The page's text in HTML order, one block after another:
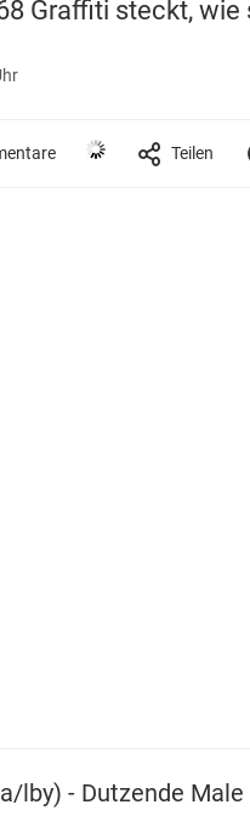
Graffiti steckt,
Teilen
lby) - Dutzende